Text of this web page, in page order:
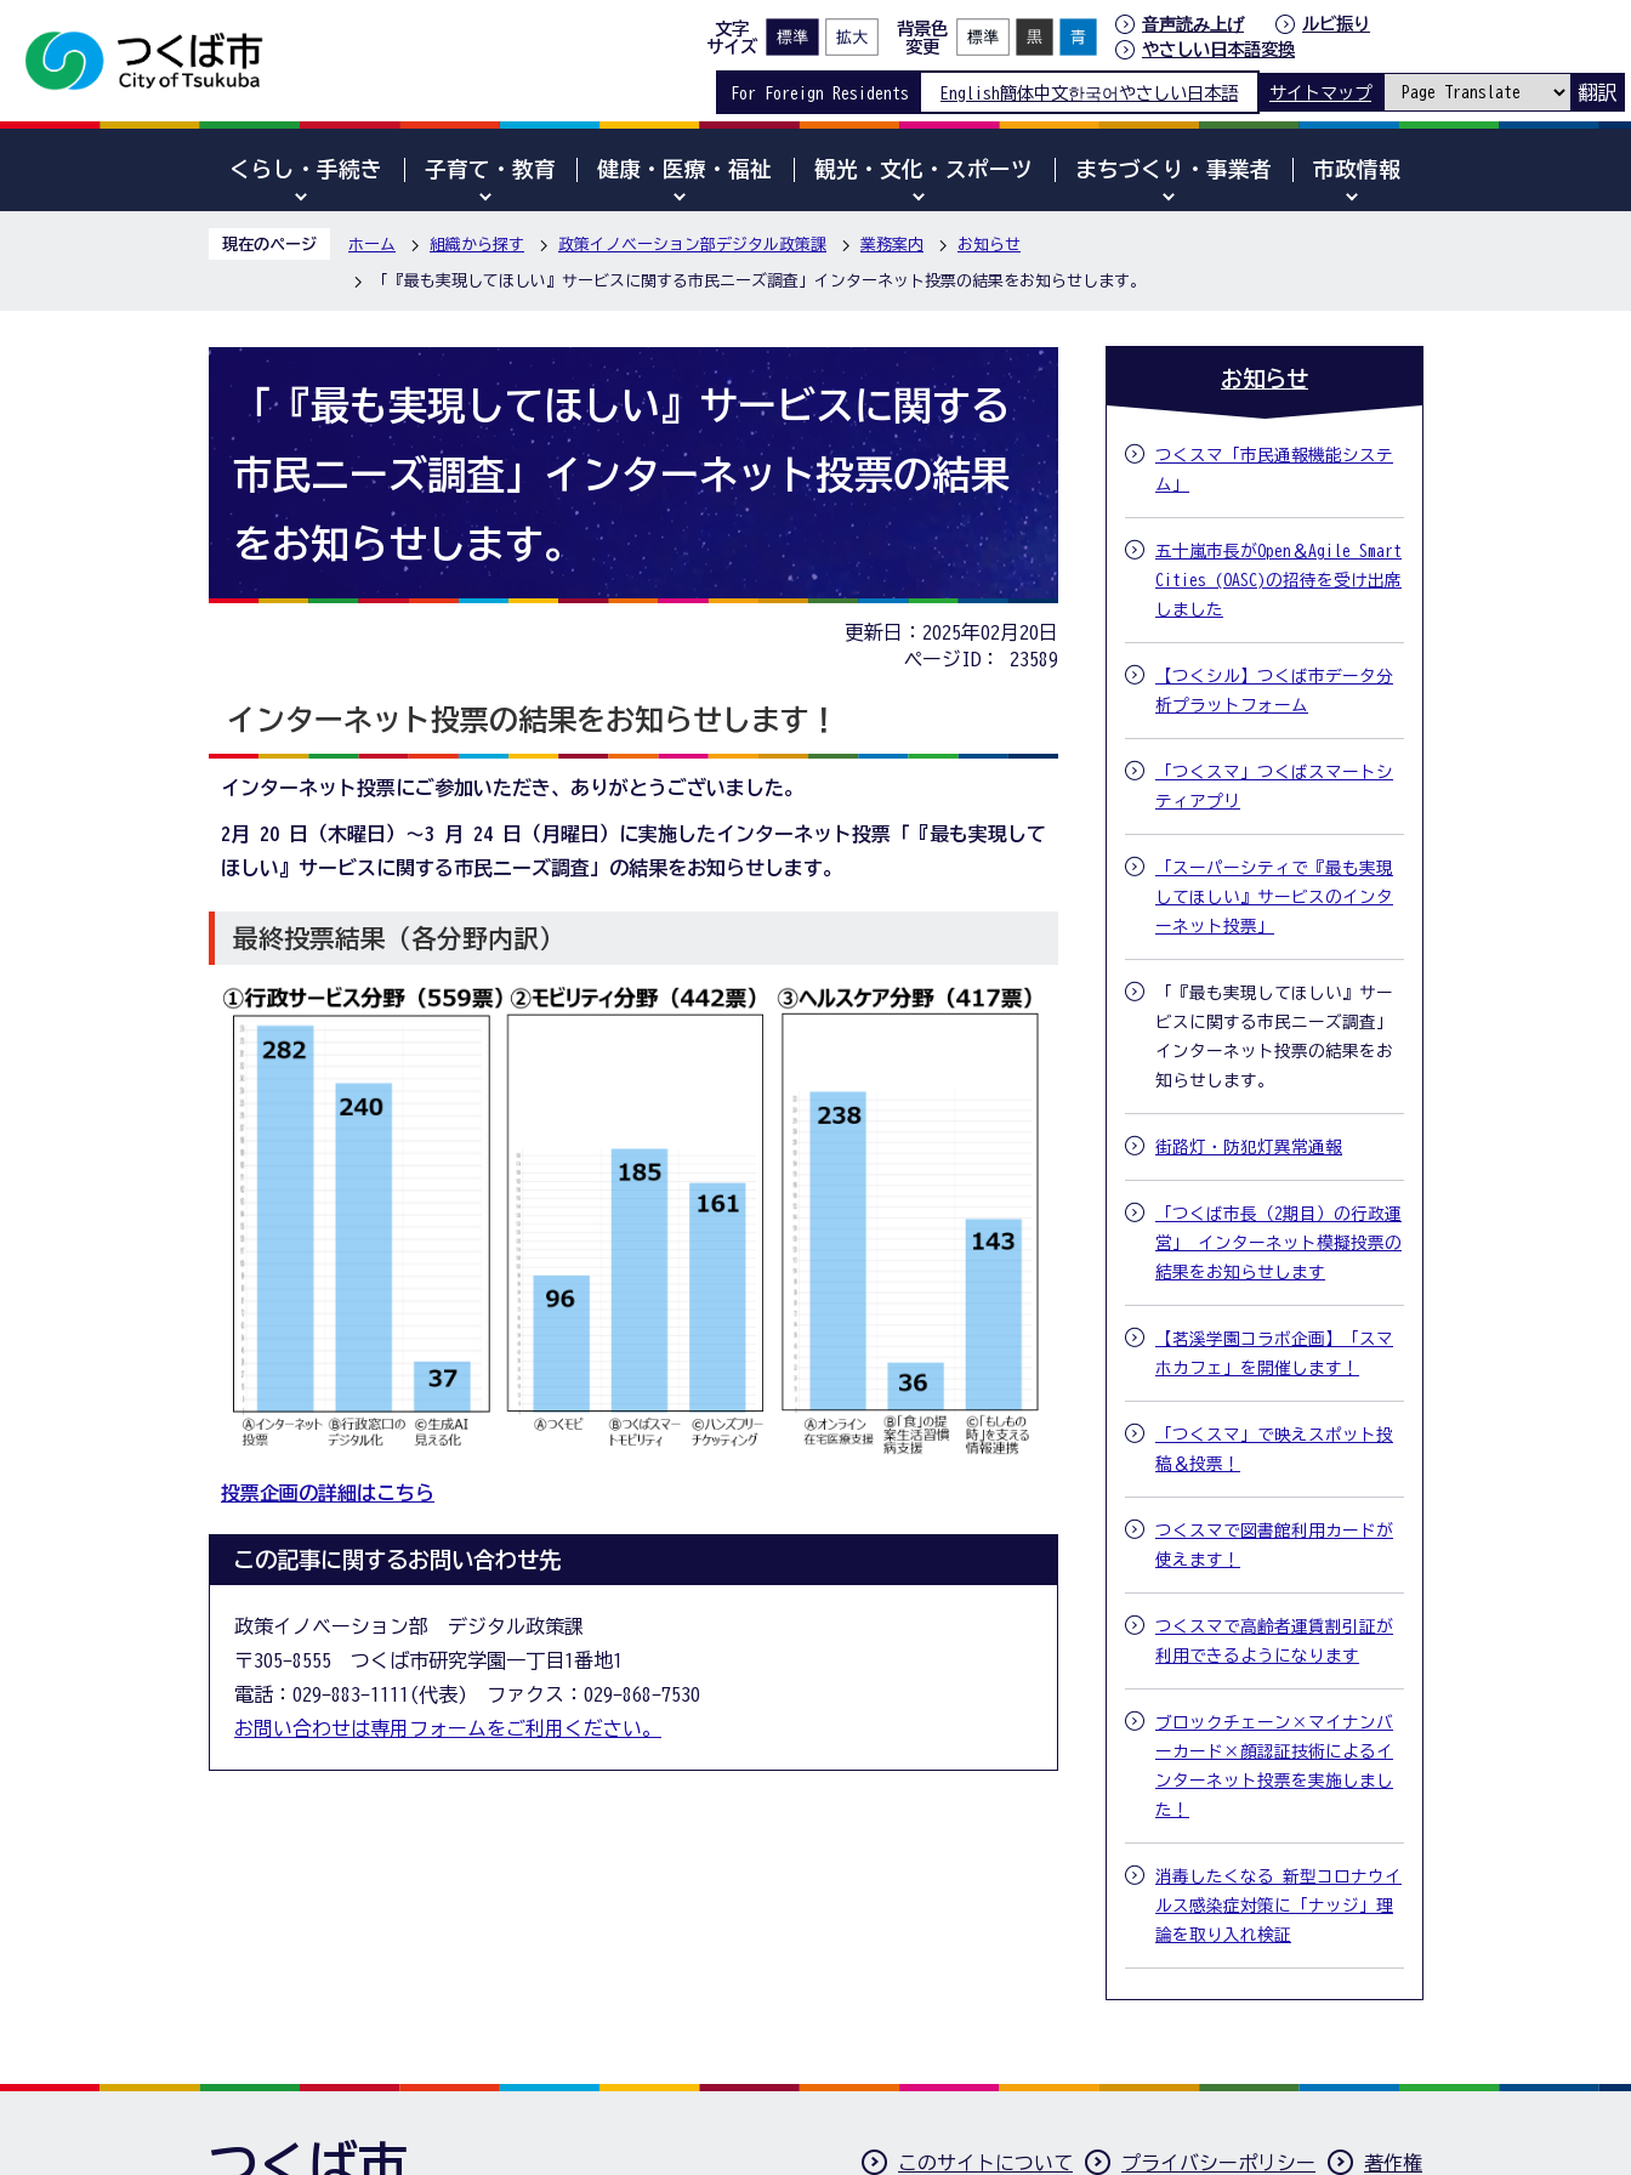
文字
サイズ
背景色
変更
音声読み上げ
ルビ振り
やさしい日本語変換
For Foreign Residents English簡体中文한국어 やさしい日本語 サイトマップ 翻訳
くらし・手続き 子育て・教育 健康・医療・福祉 観光・文化・スポーツ まちづくり・事業者 市政情報
現在のページ ホーム 組織から探す 政策イノベーション部デジタル政策課 業務案内 お知らせ
「『最も実現してほしい』サービスに関する市民ニーズ調査」インターネット投票の結果をお知らせします。
「『最も実現してほしい』サービスに関する
市民ニーズ調査」インターネット投票の結果
をお知らせします。
更新日：2025年02月20日
ページID：
23589
インターネット投票の結果をお知らせします！
インターネット投票にご参加いただき、ありがとうございました。
2月 20 日（木曜日）～3 月 24 日（月曜日）に実施したインターネット投票「『最も実現して
ほしい』サービスに関する市民ニーズ調査」の結果をお知らせします。
最終投票結果（各分野内訳）
投票企画の詳細はこちら
この記事に関するお問い合わせ先
政策イノベーション部 デジタル政策課
〒305-8555 つくば市研究学園一丁目1番地1
電話：029-883-1111(代表) ファクス：029-868-7530
お問い合わせは専用フォームをご利用ください。
お知らせ
つくスマ「市民通報機能システ
ム」
五十嵐市長がOpen＆Agile Smart
Cities (OASC)の招待を受け出席
しました
【つくシル】つくば市データ分
析プラットフォーム
「つくスマ」つくばスマートシ
ティアプリ
「スーパーシティで『最も実現
してほしい』サービスのインタ
ーネット投票」
「『最も実現してほしい』サー
ビスに関する市民ニーズ調査」
インターネット投票の結果をお
知らせします。
街路灯・防犯灯異常通報
「つくば市長（2期目）の行政運
営」 インターネット模擬投票の
結果をお知らせします
【茗溪学園コラボ企画】「スマ
ホカフェ」を開催します！
「つくスマ」で映えスポット投
稿＆投票！
つくスマで図書館利用カードが
使えます！
つくスマで高齢者運賃割引証が
利用できるようになります
ブロックチェーン×マイナンバ
ーカード×顔認証技術によるイ
ンターネット投票を実施しまし
た！
消毒したくなる 新型コロナウイ
ルス感染症対策に「ナッジ」理
論を取り入れ検証
つくば市 このサイトについて プライバシーポリシー 著作権